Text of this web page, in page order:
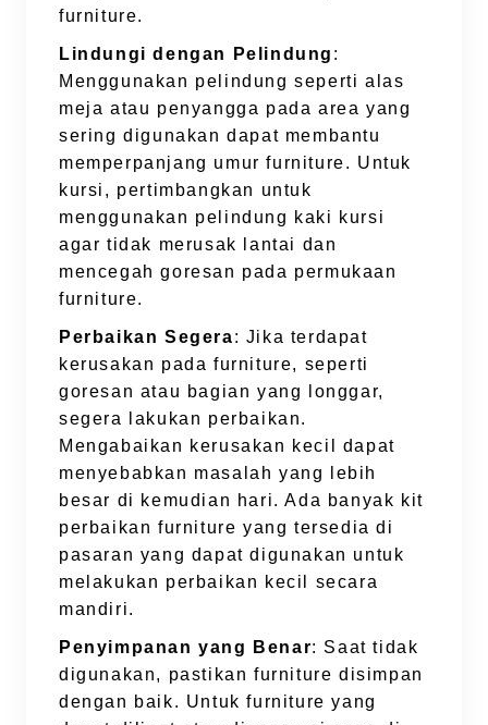
furniture.
Lindungi dengan Pelindung :
Menggunakan pelindung seperti alas
meja atau penyangga pada area yang
sering digunakan dapat membantu
memperpanjang umur furniture. Untuk
kursi, pertimbangkan untuk
menggunakan pelindung kaki kursi
agar tidak merusak lantai dan
mencegah goresan pada permukaan
furniture.
Perbaikan Segera: Jika terdapat
kerusakan pada furniture, seperti
goresan atau bagian yang longgar,
segera lakukan perbaikan.
Mengabaikan kerusakan kecil dapat
menyebabkan masalah yang lebih
besar di kemudian hari. Ada banyak kit
perbaikan furniture yang tersedia di
pasaran yang dapat digunakan untuk
melakukan perbaikan kecil secara
mandiri.
Penyimpanan yang Benar: Saat tidak
digunakan, pastikan furniture disimpan
dengan baik. Untuk furniture yang